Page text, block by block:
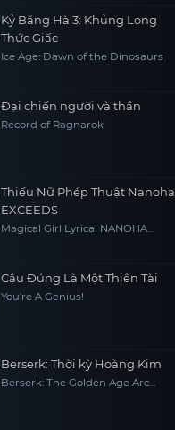
Kỷ Băng Hà 3: Khủng Long
Thức Giấc
Ice Age: Dawn of the Dinosaurs
Đại chiến người và thần
Record of Ragnarok
Thiếu Nữ Phép Thuật Nanoha
EXCEEDS
Magical Girl Lyrical NANOHA
Cậu Đúng Là Một Thiên Tài
You're A Genius!
Berserk: Thời kỳ Hoàng Kim
Berserk: The Golden Age Arc